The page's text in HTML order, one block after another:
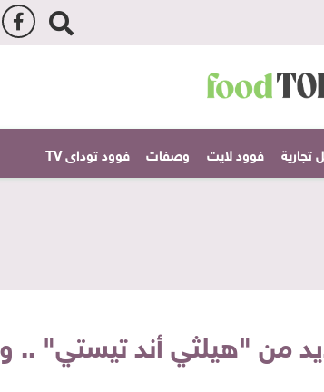
فوود لايت وصفات فوود توداى TV
من "هيلثي أند تيستي"